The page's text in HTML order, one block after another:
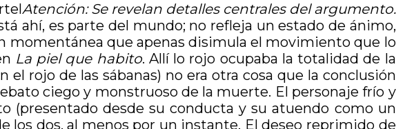
Atención: Se revelan detalles centrales del argumento.
ahí, es parte del mundo; no refleja un estado de ánimo,
momentánea que apenas disimula el movimiento que lo
La piel que habito. Allí lo rojo ocupaba la totalidad de la
rojo de las sábanas) no era otra cosa que la conclusión
ciego y monstruoso de la muerte. El personaje frío y
(presentado desde su conducta y su atuendo como un
los dos, al menos por un instante. El deseo reprimido de